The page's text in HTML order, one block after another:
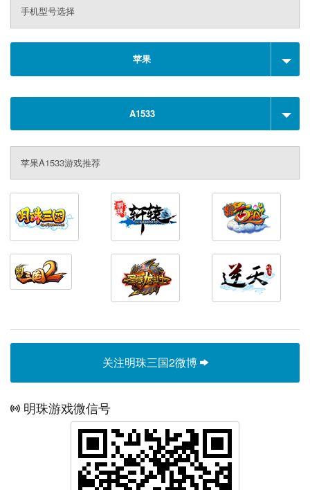
手机型号选择
苹果
A1533
苹果A1533游戏推荐
关注明珠三国2微博
明珠游戏微信号